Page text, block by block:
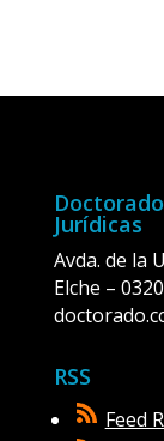
Jurídicas
Avda. de la
Elche –
RSS
Feed